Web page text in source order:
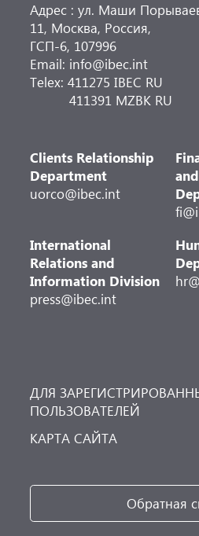
Адрес : ул. Маши
11, Москва, Россия,
ГСП-6, 107996
Email: info@ibec.int
Telex: 411275 IBEC RU
411391 MZBK RU
Clients Relationship
Department
uorco@ibec.int
International
Relations and
Information Division
press@ibec.int
ДЛЯ
ПОЛЬЗОВАТЕЛЕЙ
КАРТА САЙТА
Обратная